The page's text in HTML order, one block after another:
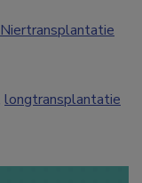
Niertransplantatie
longtransplantatie